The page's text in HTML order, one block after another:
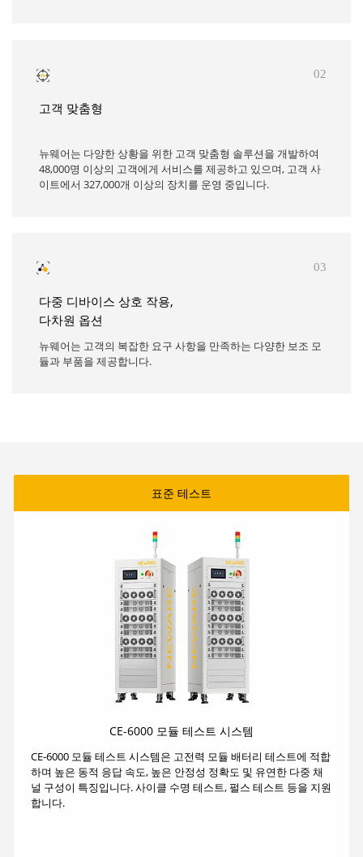
02
고객 맞춤형
뉴웨어는 다양한 상황을 위한 고객 맞춤형 솔루션을 개발하여
48,000명 이상의 고객에게 서비스를 제공하고 있으며, 고객 사
이트에서 327,000개 이상의 장치를 운영 중입니다.
03
다중 디바이스 상호 작용,
다차원 옵션
뉴웨어는 고객의 복잡한 요구 사항을 만족하는 다양한 보조 모
듈과 부품을 제공합니다.
표준 테스트
CE-6000 모듈 테스트 시스템
CE-6000 모듈 테스트 시스템은 고전력 모듈 배터리 테스트에 적합
하며 높은 동적 응답 속도, 높은 안정성 정확도 및 유연한 다중 채
널 구성이 특징입니다. 사이클 수명 테스트, 펄스 테스트 등을 지원
합니다.